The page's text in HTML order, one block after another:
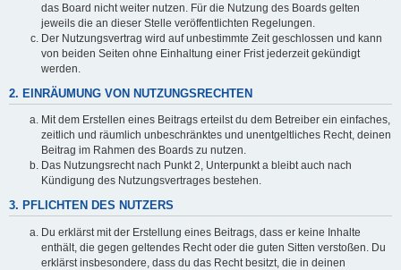
das Board nicht weiter nutzen. Für die Nutzung des Boards gelten
jeweils die an dieser Stelle veröffentlichten Regelungen.
Der Nutzungsvertrag wird auf unbestimmte Zeit geschlossen und kann
von beiden Seiten ohne Einhaltung einer Frist jederzeit gekündigt
werden.
2. EINRÄUMUNG VON NUTZUNGSRECHTEN
Mit dem Erstellen eines Beitrags erteilst du dem Betreiber ein einfaches,
zeitlich und räumlich unbeschränktes und unentgeltliches Recht, deinen
Beitrag im Rahmen des Boards zu nutzen.
Das Nutzungsrecht nach Punkt 2, Unterpunkt a bleibt auch nach
Kündigung des Nutzungsvertrages bestehen.
3. PFLICHTEN DES NUTZERS
Du erklärst mit der Erstellung eines Beitrags, dass er keine Inhalte
enthält, die gegen geltendes Recht oder die guten Sitten verstoßen. Du
erklärst insbesondere, dass du das Recht besitzt, die in deinen